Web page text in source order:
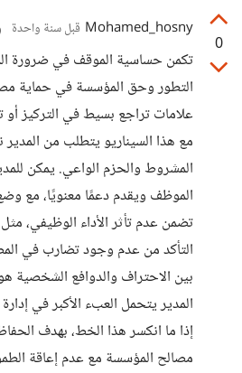
0
Mohamed_hosny قبل سنة واحدة
تكمن حساسية الموقف في ضرورة
التطور وحق المؤسسة في حماية
علامات تراجع بسيط في التركيز أو
مع هذا السيناريو يتطلب من
المشروط والحزم الواعي. يمكن
الموظف ويقدم دعمًا معنويًا،
تضمن عدم تأثر الأداء الوظيفي،
التأكد من عدم وجود تضارب في
بين الاحتراف والدوافع الشخصية
المدير يتحمل العبء الأكبر في
إذا ما انكسر هذا الخط، بهدف
مصالح المؤسسة مع عدم إعاقة